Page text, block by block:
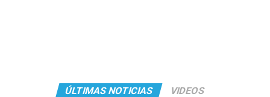
ÚLTIMAS NOTICIAS VIDEOS